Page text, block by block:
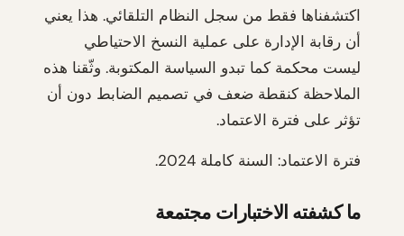
اكتشفناها فقط من سجل النظام التلقائي. هذا يعني
أن رقابة الإدارة على عملية النسخ الاحتياطي
ليست محكمة كما تبدو السياسة المكتوبة. وثّقنا هذه
الملاحظة كنقطة ضعف في تصميم الضابط دون أن
تؤثر على فترة الاعتماد.
فترة الاعتماد: السنة كاملة 2024.
ما كشفته الاختبارات مجتمعة